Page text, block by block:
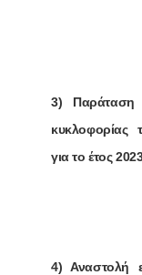
3) Παράταση
κυκλοφορίας
για το έτος
4) Αναστολή